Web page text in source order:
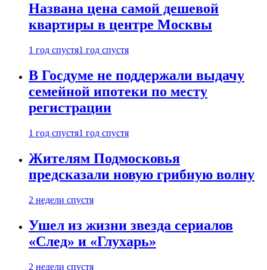
Названа цена самой дешевой
квартиры в центре Москвы
1 год спустя1 год спустя
В Госдуме не поддержали выдачу
семейной ипотеки по месту
регистрации
1 год спустя1 год спустя
Жителям Подмосковья
предсказали новую грибную волну
2 недели спустя
Ушел из жизни звезда сериалов
«След» и «Глухарь»
2 недели спустя